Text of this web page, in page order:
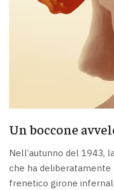
Un boccone
Nell’autunno del 1943,
che ha deliberatamente
frenetico girone